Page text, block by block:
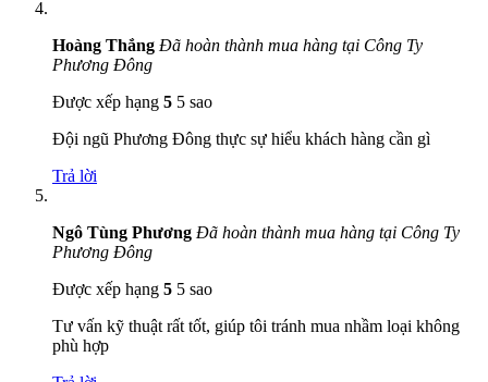
Hoàng Thắng Đã hoàn thành mua hàng tại Công Ty
Phương Đông
Được xếp hạng 5 5 sao
Đội ngũ Phương Đông thực sự hiểu khách hàng cần gì
Trả lời
Ngô Tùng Phương Đã hoàn thành mua hàng tại Công Ty
Phương Đông
Được xếp hạng 5 5 sao
Tư vấn kỹ thuật rất tốt, giúp tôi tránh mua nhầm loại không
phù hợp